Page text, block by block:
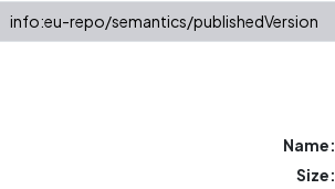
info:eu-repo/semantics/publishedVersion
Name:
Size: